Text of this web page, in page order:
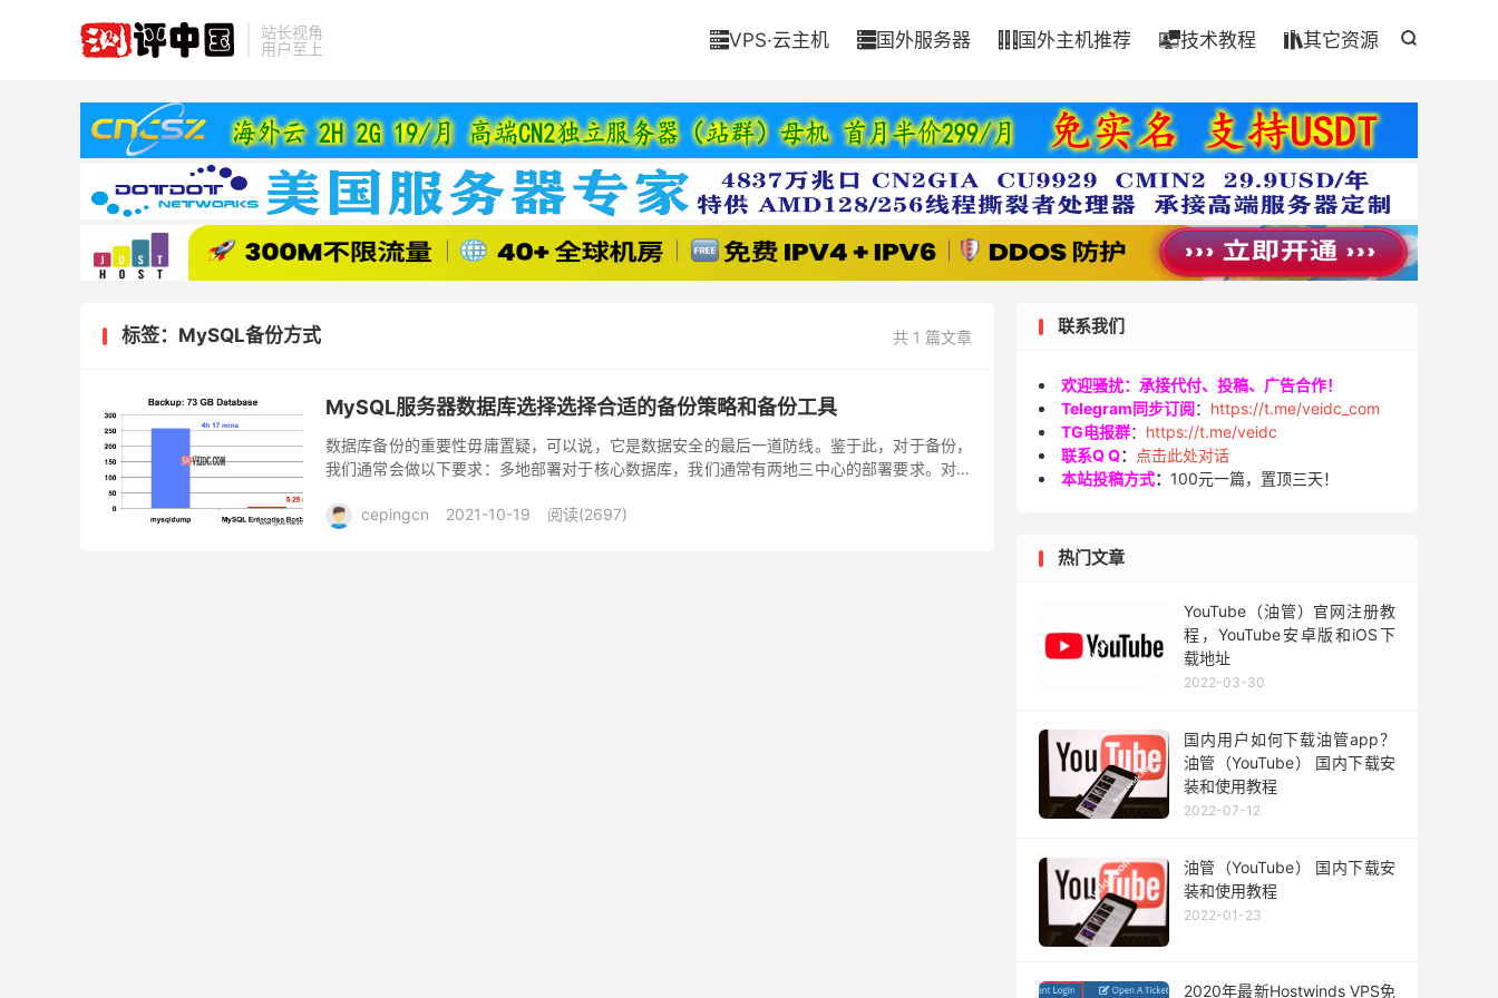
站长视角
用户至上

VPS·云主机 国外服务器  国外主机推荐 技术教程 其它资源
共 1 篇文章
标签：MySQL备份方式
MySQL服务器数据库选择选择合适的备份策略和备份工具
数据库备份的重要性毋庸置疑，可以说，它是数据安全的最后一道防线。鉴于此，对于备份，
我们通常会做以下要求：多地部署对于核心数据库，我们通常有两地三中心的部署要求。对于
cepingcn
2021-10-19 阅读(2697)
联系我们
欢迎骚扰：承接代付、投稿、广告合作！
Telegram同步订阅： https://t.me/veidc_com
TG电报群： https://t.me/veidc
联系Q Q：
点击此处对话
本站投稿方式： 100元一篇，置顶三天！
热门文章
YouTube（油管）官网注册教
程，YouTube安卓版和iOS下
载地址
2022-03-30
国内用户如何下载油管app？
油管（YouTube） 国内下载安
装和使用教程
2022-07-12
油管（YouTube） 国内下载安
装和使用教程
2022-01-23
2020年最新Hostwinds VPS免